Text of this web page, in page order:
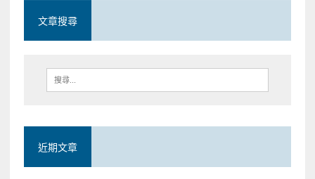
文章搜尋
近期文章